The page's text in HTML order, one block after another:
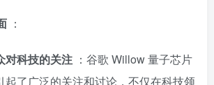
：
对科技的关注 ：谷歌 Willow 量子芯片
起了广泛的关注和讨论，不仅在科技领